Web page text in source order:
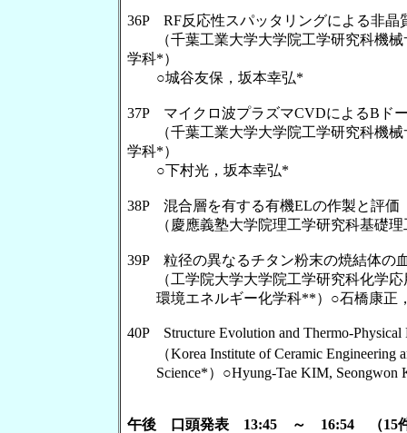
36P RF反応性スパッタリングによる非晶
（千葉工業大学大学院工学研究科機械
学科*）
○城谷友保，坂本幸弘*
37P マイクロ波プラズマCVDによるBド
（千葉工業大学大学院工学研究科機械
学科*）
○下村光，坂本幸弘*
38P 混合層を有する有機ELの作製と評価
（慶應義塾大学院理工学研究科基礎理
39P 粒径の異なるチタン粉末の焼結体の
（工学院大学大学院工学研究科化学応
環境エネルギー化学科**）○石橋康正
40P Structure Evolution and Thermo-Physical
（Korea Institute of Ceramic Engineering
Science*）○Hyung-Tae KIM, Seongwon
午後 口頭発表 13:45 ～ 16:54 （15